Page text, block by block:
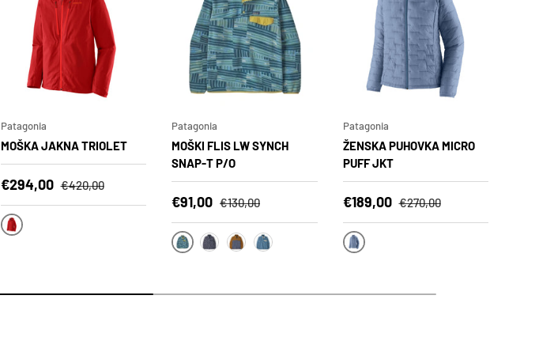
Patagonia
MOŠKA JAKNA TRIOLET
Znižana cena
€294,00 Polna cena
€420,00
AMRE
Patagonia
MOŠKI FLIS LW SYNCH
SNAP-T P/O
Znižana cena
€91,00 Polna cena
€130,00
QFWESFNASHBNSLBL
Patagonia
ŽENSKA PUHOVKA MICRO
PUFF JKT
Znižana cena
€189,00 Polna cena
€270,00
BNLB